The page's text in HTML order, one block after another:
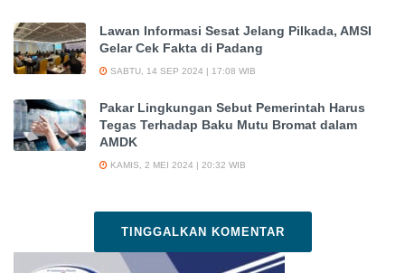
Lawan Informasi Sesat Jelang Pilkada, AMSI
Gelar Cek Fakta di Padang
SABTU, 14 SEP 2024 | 17:08 WIB
Pakar Lingkungan Sebut Pemerintah Harus
Tegas Terhadap Baku Mutu Bromat dalam
AMDK
KAMIS, 2 MEI 2024 | 20:32 WIB
TINGGALKAN KOMENTAR